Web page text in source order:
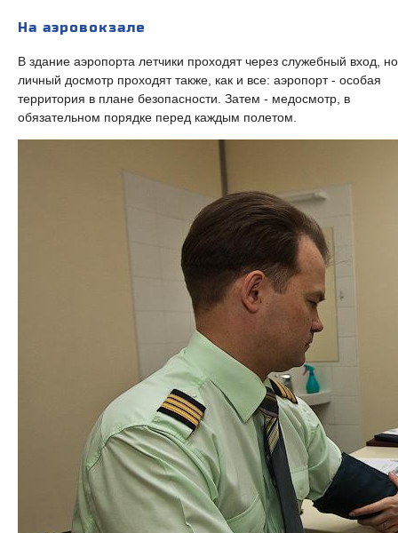
На аэровокзале
В здание аэропорта летчики проходят через служебный вход, но
личный досмотр проходят также, как и все: аэропорт - особая
территория в плане безопасности. Затем - медосмотр, в
обязательном порядке перед каждым полетом.